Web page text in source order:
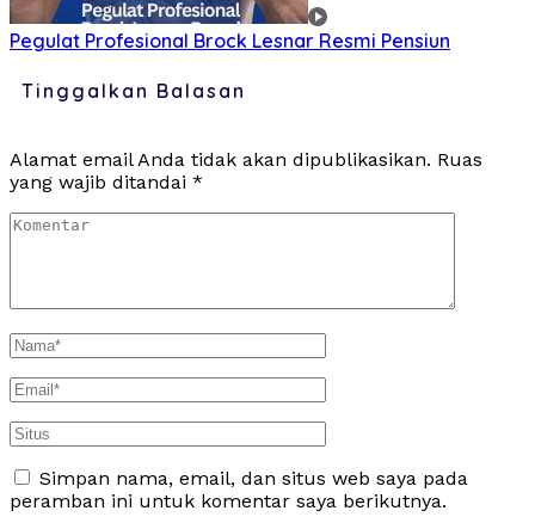
Pegulat Profesional Brock Lesnar Resmi Pensiun
Tinggalkan Balasan
Alamat email Anda tidak akan dipublikasikan. Ruas
yang wajib ditandai *
Simpan nama, email, dan situs web saya pada
peramban ini untuk komentar saya berikutnya.